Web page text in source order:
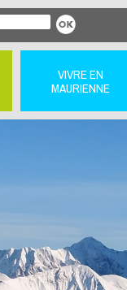
VIVRE EN
MAURIENNE